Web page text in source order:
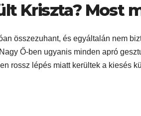
Kriszta? Most
összezuhant, és egyáltalán nem
Ő-ben ugyanis minden apró
rossz lépés miatt kerültek a kiesés